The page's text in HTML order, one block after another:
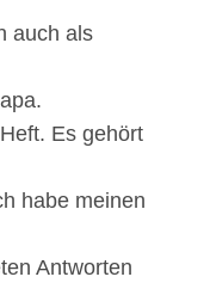
auch als
Es gehört
habe meinen
Antworten